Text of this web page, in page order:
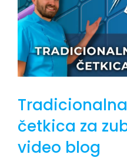
četkica za
video blog